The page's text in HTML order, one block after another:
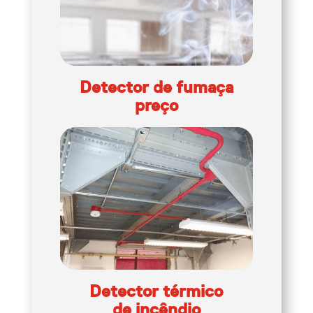
Empresas instaladoras de sistemas
contra incêndios
Engenharia de combate a incêndio
Engenharia de proteção e combate a
incêndios
Equipamentos de combate a incêndio
Execução de projetos de combate a
incêndio
Detector de fumaça
preço
Detector térmico